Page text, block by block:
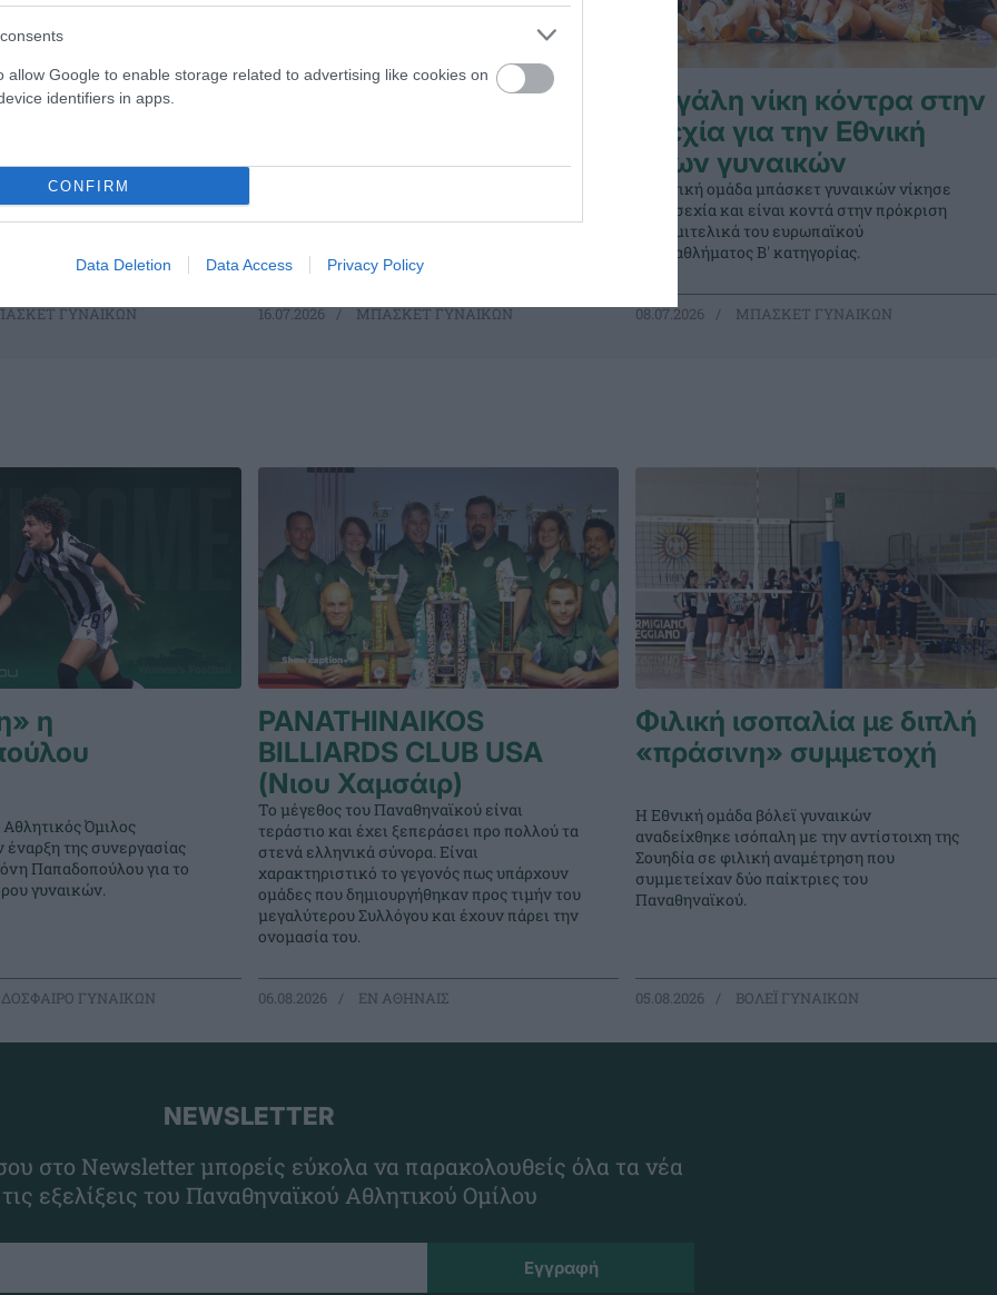
allow Google to enable storage related to advertising like cookies on
identifiers in apps.
CONFIRM
Data Deletion Data Access Privacy Policy
της Allwyn
η κλήρωση της Allwyn
League 1 για τη σεζόν
ΓΥΝΑΙΚΩΝ
EuroLeague.
16.07.2026 ΜΠΑΣΚΕΤ ΓΥΝΑΙΚΩΝ
Μεγάλη νίκη κόντρα στην
Τσεχία για την Εθνική
Νέων γυναικών
Η Εθνική ομάδα μπάσκετ γυναικών νίκησε
την Τσεχία και είναι κοντά στην πρόκριση
στα ημιτελικά του ευρωπαϊκού
πρωταθλήματος Β' κατηγορίας.
08.07.2026 ΜΠΑΣΚΕΤ ΓΥΝΑΙΚΩΝ
η
Όμιλος
έναρξη της συνεργασίας
Παπαδοπούλου για το
γυναικών.
ΓΥΝΑΙΚΩΝ
PANATHINAIKOS
BILLIARDS CLUB USA
(Νιου Χαμσάιρ)
Το μέγεθος του Παναθηναϊκού είναι
τεράστιο και έχει ξεπεράσει προ πολλού τα
στενά ελληνικά σύνορα. Είναι
χαρακτηριστικό το γεγονός πως υπάρχουν
ομάδες που δημιουργήθηκαν προς τιμήν του
μεγαλύτερου Συλλόγου και έχουν πάρει την
ονομασία του.
06.08.2026 EΝ ΑΘΗΝΑΙΣ
Φιλική ισοπαλία με διπλή
«πράσινη» συμμετοχή
Η Εθνική ομάδα βόλεϊ γυναικών
αναδείχθηκε ισόπαλη με την αντίστοιχη της
Σουηδία σε φιλική αναμέτρηση που
συμμετείχαν δύο παίκτριες του
Παναθηναϊκού.
05.08.2026 ΒΟΛΕΪ ΓΥΝΑΙΚΩΝ
NEWSLETTER
στο Newsletter μπορείς εύκολα να παρακολουθείς όλα τα νέα
εξελίξεις του Παναθηναϊκού Αθλητικού Ομίλου